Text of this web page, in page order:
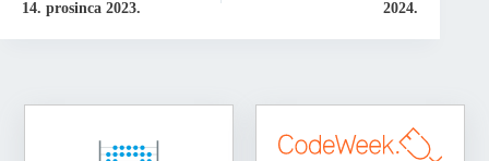
14. prosinca 2023.
2024.